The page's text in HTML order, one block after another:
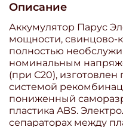
Описание
Аккумулятор Парус
мощности, свинцово-
полностью
номинальным
(при С20), изготовлен
системой
пониженный
пластика ABS.
сепараторах между